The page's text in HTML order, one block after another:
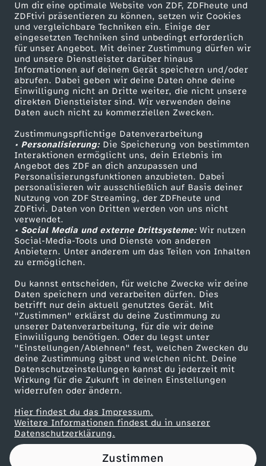
Um dir eine optimale Website von ZDF, ZDFheute und
ZDFtivi präsentieren zu können, setzen wir Cookies
und vergleichbare Techniken ein. Einige der
eingesetzten Techniken sind unbedingt erforderlich
für unser Angebot. Mit deiner Zustimmung dürfen wir
und unsere Dienstleister darüber hinaus
Informationen auf deinem Gerät speichern und/oder
abrufen. Dabei geben wir deine Daten ohne deine
Einwilligung nicht an Dritte weiter, die nicht unsere
direkten Dienstleister sind. Wir verwenden deine
Daten auch nicht zu kommerziellen Zwecken.
Zustimmungspflichtige Datenverarbeitung
• Personalisierung:Die Speicherung von bestimmten
Interaktionen ermöglicht uns, dein Erlebnis im
Angebot des ZDF an dich anzupassen und
Personalisierungsfunktionen anzubieten. Dabei
personalisieren wir ausschließlich auf Basis deiner
Nutzung von ZDF Streaming, der ZDFheute und
ZDFtivi. Daten von Dritten werden von uns nicht
verwendet.
• Social Media und externe Drittsysteme:Wir nutzen
Social-Media-Tools und Dienste von anderen
Anbietern. Unter anderem um das Teilen von Inhalten
zu ermöglichen.
Du kannst entscheiden, für welche Zwecke wir deine
Daten speichern und verarbeiten dürfen. Dies
betrifft nur dein aktuell genutztes Gerät. Mit
"Zustimmen" erklärst du deine Zustimmung zu
unserer Datenverarbeitung, für die wir deine
Einwilligung benötigen. Oder du legst unter
"Einstellungen/Ablehnen" fest, welchen Zwecken du
deine Zustimmung gibst und welchen nicht. Deine
Datenschutzeinstellungen kannst du jederzeit mit
Wirkung für die Zukunft in deinen Einstellungen
widerrufen oder ändern.
Hier findest du das Impressum.
Weitere Informationen findest du in unserer
Datenschutzerklärung.
Zustimmen
-
E
r
k
e
n
n
s
t
D
U
d
e
n
P
r
Mehr ZDF
ZDF-Apps
Smart TV
ZDFtext
Livestreams
Sendungen A-Z
TV-Programm
Service
ZDFmitreden
Kontakt zum ZDF
Tickets
Zuschauerservice
Hilfe
ZDF Unternehmen
Karriere
ZDF goes Schule
Werbefernsehen
Mainzelmännchen
Partner